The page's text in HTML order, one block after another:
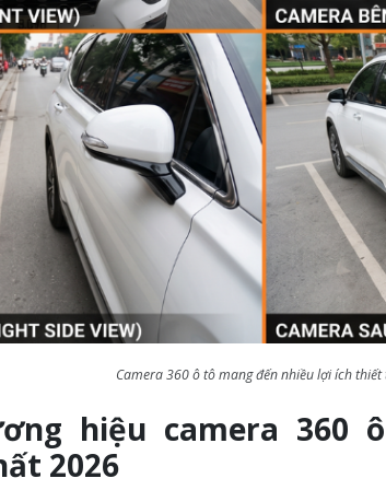
Camera 360 ô tô mang đến nhiều lợi ích
hiệu camera 360
2026